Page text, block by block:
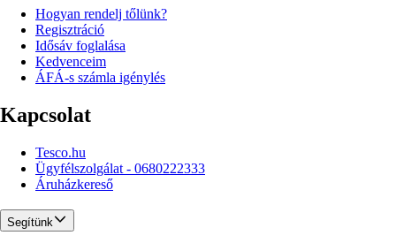
Hogyan rendelj tőlünk?
Regisztráció
Idősáv foglalása
Kedvenceim
ÁFÁ-s számla igénylés
Kapcsolat
Tesco.hu
Ügyfélszolgálat - 0680222333
Áruházkereső
Segítünk